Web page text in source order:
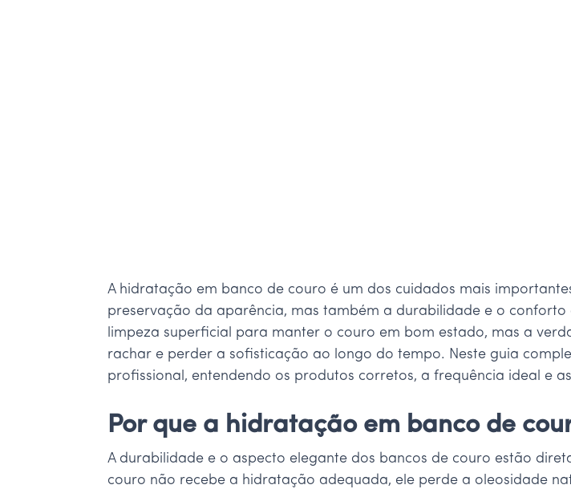
A hidratação em banco de couro é um dos cuidados mais
preservação da aparência, mas também a durabilidade e o
limpeza superficial para manter o couro em bom estado, mas a
rachar e perder a sofisticação ao longo do tempo. Neste guia
profissional, entendendo os produtos corretos, a frequência ideal e
Por que a hidratação em banco de
A durabilidade e o aspecto elegante dos bancos de couro estão
couro não recebe a hidratação adequada, ele perde a oleosidade